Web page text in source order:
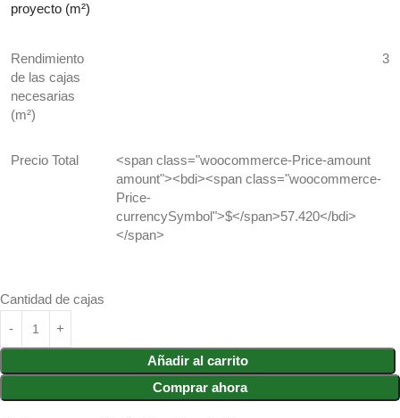
proyecto (m²)
Rendimiento
de las cajas
necesarias
(m²)
3
Precio Total
<span class="woocommerce-Price-amount
amount"><bdi><span class="woocommerce-
Price-
currencySymbol">$</span>57.420</bdi>
</span>
Cantidad de cajas
Añadir al carrito
Comprar ahora